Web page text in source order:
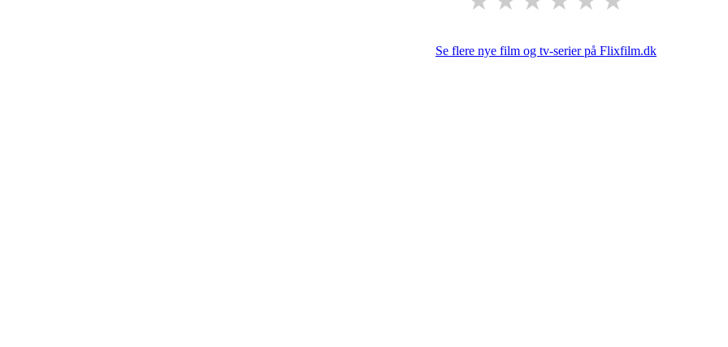
Se flere nye film og tv-serier på Flixfilm.dk